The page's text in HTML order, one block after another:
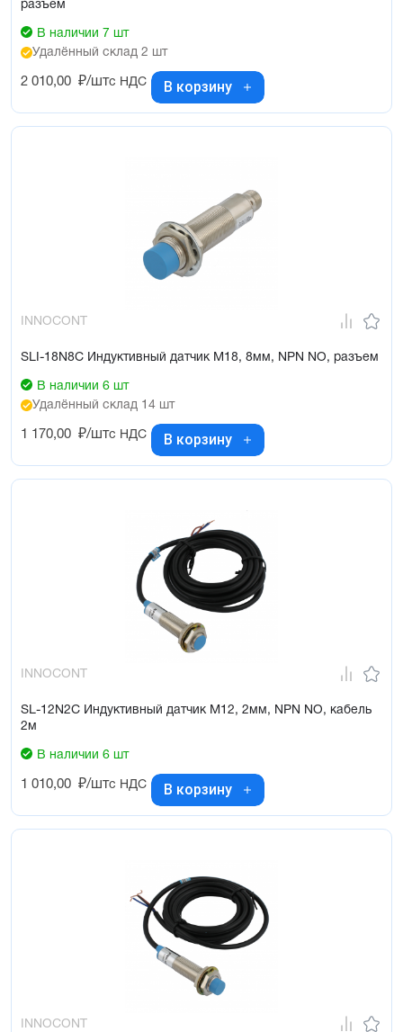
разъем
В наличии 7 шт
Удалённый склад 2 шт
2 010,00 ₽/штс НДС В корзину
INNOCONT
SLI-18N8C Индуктивный датчик М18, 8мм, NPN NO, разъем
В наличии 6 шт
Удалённый склад 14 шт
1 170,00 ₽/штс НДС В корзину
INNOCONT
SL-12N2C Индуктивный датчик М12, 2мм, NPN NO, кабель
2м
В наличии 6 шт
1 010,00 ₽/штс НДС В корзину
INNOCONT